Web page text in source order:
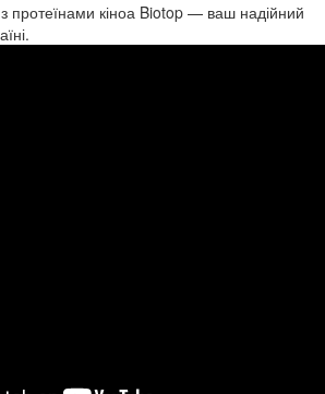
протеїнами кіноа Biotop — ваш надійний